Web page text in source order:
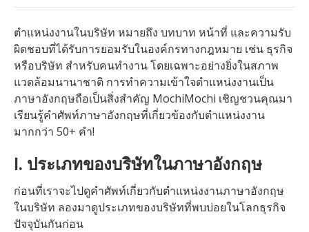
ตำแหน่งงานในบริษัท หมายถึง บทบาท หน้าที่ และความรับ
ผิดชอบที่ได้รับการยอมรับในองค์กรทางกฎหมาย เช่น ธุรกิจ
หรือบริษัท สำหรับคนทำงาน โดยเฉพาะอย่างยิ่งในสภาพ
แวดล้อมนานาชาติ การทำความเข้าใจตำแหน่งงานเป็น
ภาษาอังกฤษถือเป็นสิ่งสำคัญ MochiMochi เชิญชวนคุณมา
เรียนรู้คำศัพท์ภาษาอังกฤษที่เกี่ยวข้องกับตำแหน่งงาน
มากกว่า 50+ คำ!
I. ประเภทของบริษัทในภาษาอังกฤษ
ก่อนที่เราจะไปดูคำศัพท์เกี่ยวกับตำแหน่งงานภาษาอังกฤษ
ในบริษัท ลองมาดูประเภทของบริษัทที่พบบ่อยในโลกธุรกิจ
ปัจจุบันกันก่อน